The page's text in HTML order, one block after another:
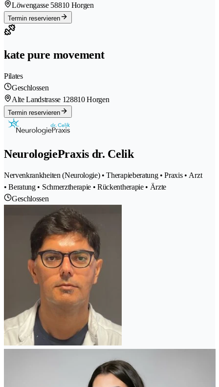
Löwengasse 58810 Horgen
Termin reservieren
kate pure movement
Pilates
Geschlossen
Alte Landstrasse 128810 Horgen
Termin reservieren
NeurologiePraxis dr. Celik
Nervenkrankheiten (Neurologie) • Therapieberatung • Praxis • Arzt
• Beratung • Schmerztherapie • Rückentherapie • Ärzte
Geschlossen